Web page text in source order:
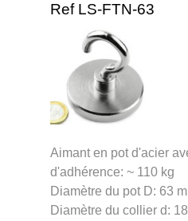
Ref LS-FTN-63
Aimant en pot d'acier
d'adhérence: ~ 110 kg
Diamètre du pot D: 63
Diamètre du collier d: